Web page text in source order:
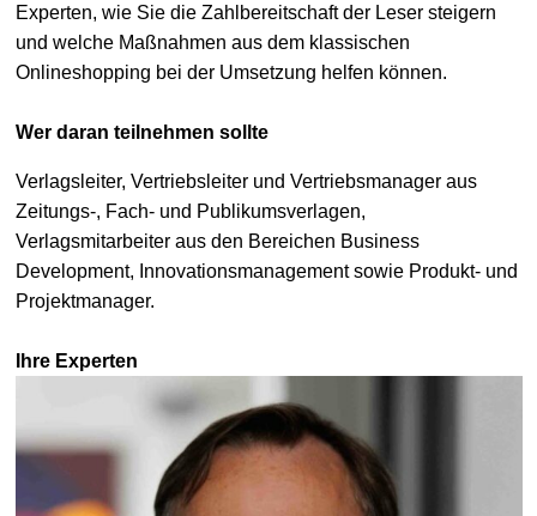
Experten, wie Sie die Zahlbereitschaft der Leser steigern
und welche Maßnahmen aus dem klassischen
Onlineshopping bei der Umsetzung helfen können.
Wer daran teilnehmen sollte
Verlagsleiter, Vertriebsleiter und Vertriebsmanager aus
Zeitungs-, Fach- und Publikumsverlagen,
Verlagsmitarbeiter aus den Bereichen Business
Development, Innovationsmanagement sowie Produkt- und
Projektmanager.
Ihre Experten